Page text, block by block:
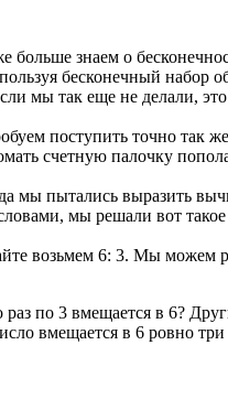
больше знаем о
бесконечный набор
мы так еще не делали,
поступить точно так
счетную палочку
мы пытались выразить
мы решали вот
возьмем 6: 3. Мы можем
раз по 3 вмещается в 6?
вмещается в 6 ровно